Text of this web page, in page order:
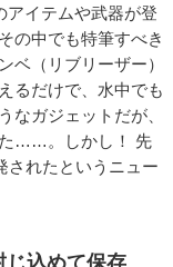
イテムや武器が登
の中でも特筆すべき
ベ（リブリーザー）
るだけで、水中でも
なガジェットだが、
た……。しかし！ 先
されたというニュー